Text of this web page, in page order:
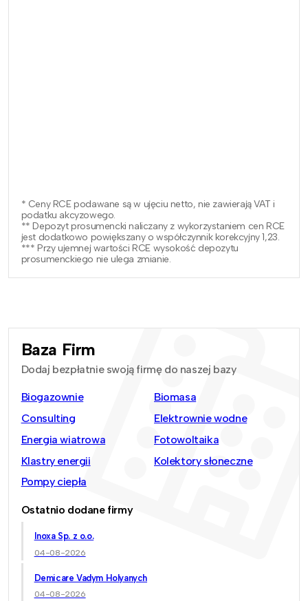
* Ceny RCE podawane są w ujęciu netto, nie zawierają VAT i
podatku akcyzowego.
** Depozyt prosumencki naliczany z wykorzystaniem cen RCE
jest dodatkowo powiększany o współczynnik korekcyjny 1,23.
*** Przy ujemnej wartości RCE wysokość depozytu
prosumenckiego nie ulega zmianie.
Baza Firm
Dodaj bezpłatnie swoją firmę do naszej bazy
Biogazownie
Biomasa
Consulting
Elektrownie wodne
Energia wiatrowa
Fotowoltaika
Klastry energii
Kolektory słoneczne
Pompy ciepła
Ostatnio dodane firmy
Inoxa Sp. z o.o.
04-08-2026
Demicare Vadym Holyanych
04-08-2026